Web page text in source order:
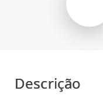
Descrição